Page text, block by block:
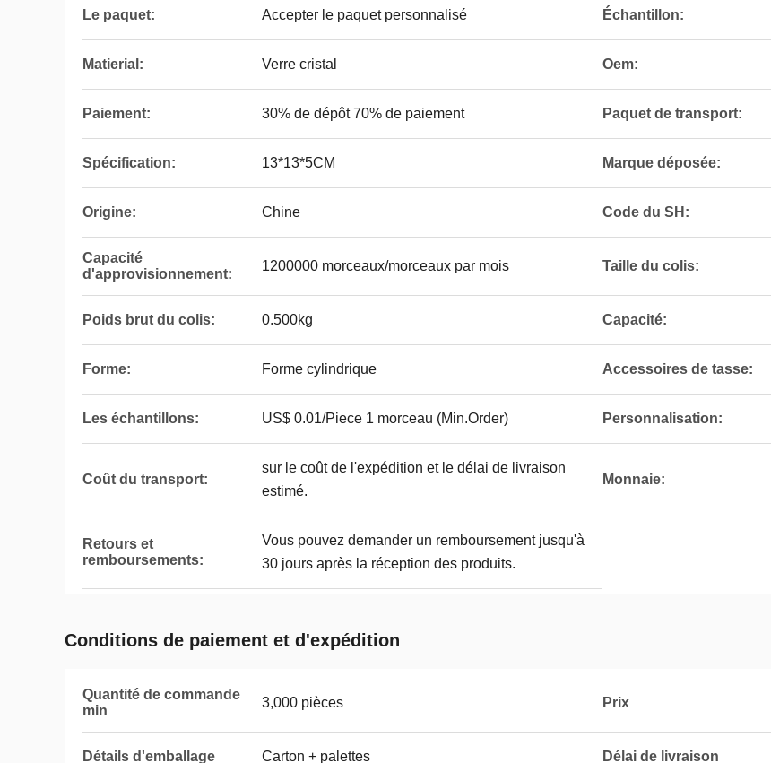
Le paquet: Accepter le paquet personnalisé Échantillon:
Matierial: Verre cristal Oem:
Paiement: 30% de dépôt 70% de paiement Paquet de transport:
Spécification: 13*13*5CM Marque déposée:
Origine: Chine Code du SH:
Capacité
d'approvisionnement:
1200000 morceaux/morceaux par mois Taille du colis:
Poids brut du colis: 0.500kg Capacité:
Forme: Forme cylindrique Accessoires de tasse:
Les échantillons: US$ 0.01/Piece 1 morceau (Min.Order) Personnalisation:
Coût du transport:
sur le coût de l'expédition et le délai de livraison
estimé.
Monnaie:
Retours et
remboursements:
Vous pouvez demander un remboursement jusqu'à
30 jours après la réception des produits.
Conditions de paiement et d'expédition
Quantité de commande
min
3,000 pièces Prix
Détails d'emballage Carton + palettes Délai de livraison